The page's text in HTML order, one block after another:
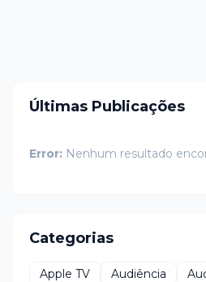
Últimas Publicações
Error: Nenhum resultado
Categorias
Apple TV Audiência